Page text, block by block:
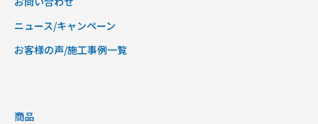
ニュース/キャンペーン
お客様の声/施工事例一覧
商品